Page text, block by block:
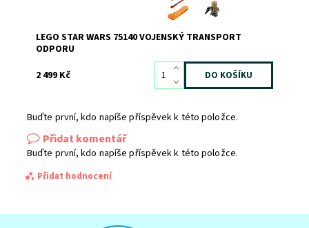
LEGO STAR WARS 75140 VOJENSKÝ TRANSPORT
ODPORU
2 499 Kč
Buďte první, kdo napíše příspěvek k této položce.
Přidat komentář
Buďte první, kdo napíše příspěvek k této položce.
Přidat hodnocení